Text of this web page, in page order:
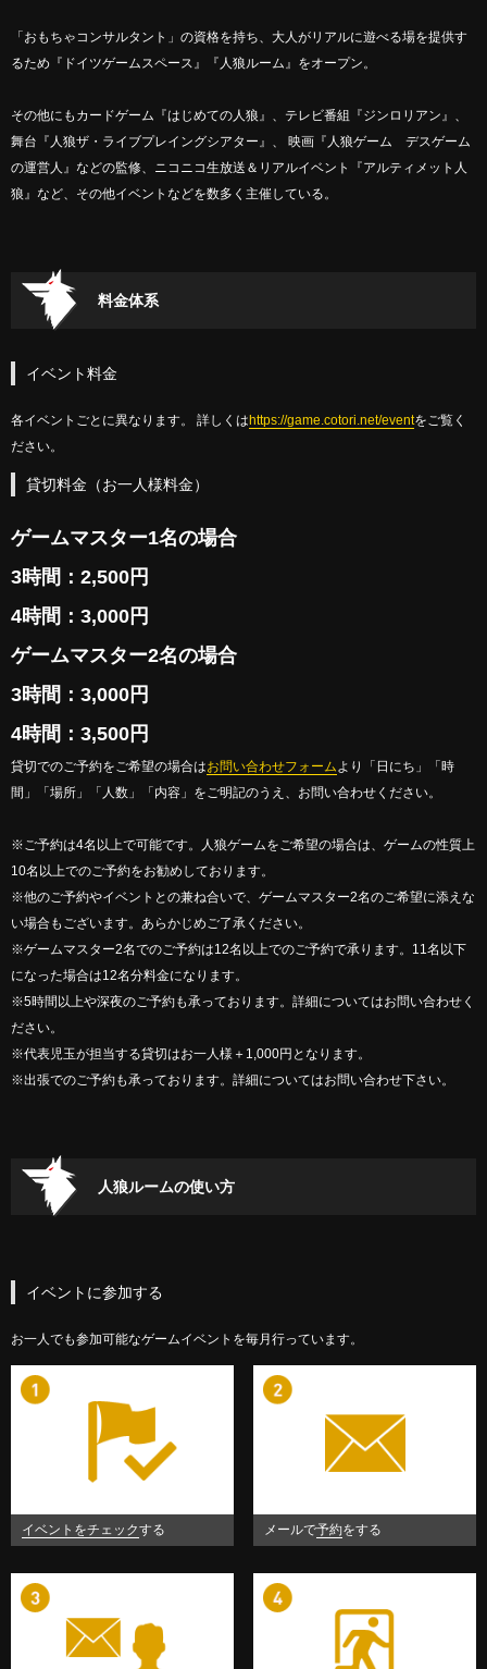
「おもちゃコンサルタント」の資格を持ち、大人がリアルに遊べる場を提供す
るため『ドイツゲームスペース』『人狼ルーム』をオープン。
その他にもカードゲーム『はじめての人狼』、テレビ番組『ジンロリアン』、
舞台『人狼ザ・ライブプレイングシアター』、 映画『人狼ゲーム デスゲーム
の運営人』などの監修、ニコニコ生放送＆リアルイベント『アルティメット人
狼』など、その他イベントなどを数多く主催している。
料金体系
イベント料金
各イベントごとに異なります。 詳しくはhttps://game.cotori.net/eventをご覧く
ださい。
貸切料金（お一人様料金）
ゲームマスター1名の場合
3時間：2,500円
4時間：3,000円
ゲームマスター2名の場合
3時間：3,000円
4時間：3,500円
貸切でのご予約をご希望の場合はお問い合わせフォームより「日にち」「時
間」「場所」「人数」「内容」をご明記のうえ、お問い合わせください。
※ご予約は4名以上で可能です。人狼ゲームをご希望の場合は、ゲームの性質上
10名以上でのご予約をお勧めしております。
※他のご予約やイベントとの兼ね合いで、ゲームマスター2名のご希望に添えな
い場合もございます。あらかじめご了承ください。
※ゲームマスター2名でのご予約は12名以上でのご予約で承ります。11名以下
になった場合は12名分料金になります。
※5時間以上や深夜のご予約も承っております。詳細についてはお問い合わせく
ださい。
※代表児玉が担当する貸切はお一人様＋1,000円となります。
※出張でのご予約も承っております。詳細についてはお問い合わせ下さい。
人狼ルームの使い方
イベントに参加する
お一人でも参加可能なゲームイベントを毎月行っています。
イベントをチェックする メールで予約をする